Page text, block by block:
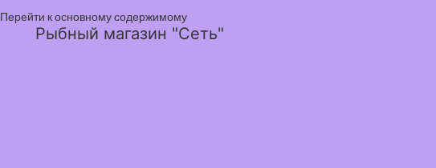
Перейти к основному содержимому
Рыбный магазин "Сеть"